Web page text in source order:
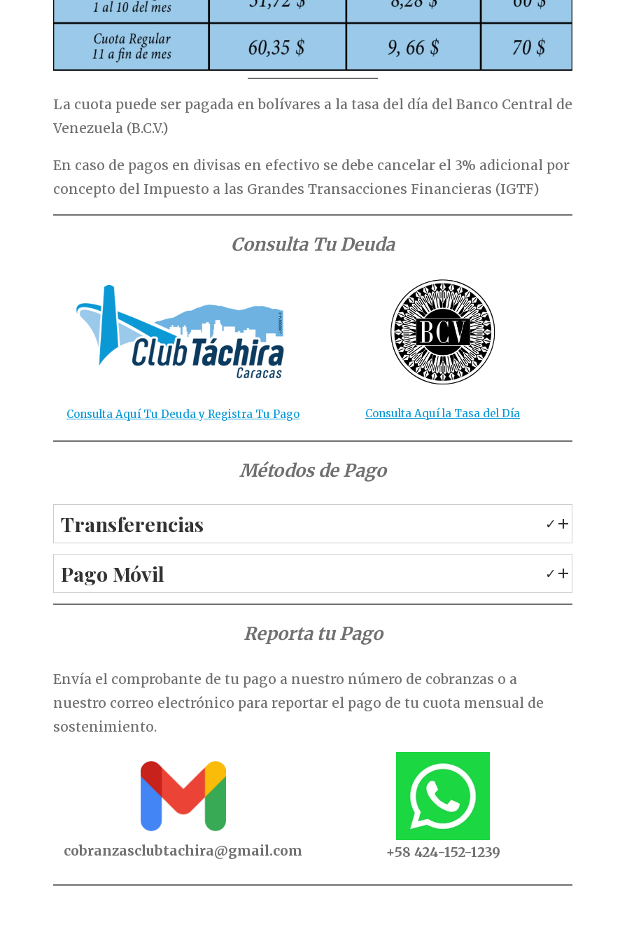
La cuota puede ser pagada en bolívares a la tasa del día del Banco Central de
Venezuela (B.C.V.)
En caso de pagos en divisas en efectivo se debe cancelar el 3% adicional por
concepto del Impuesto a las Grandes Transacciones Financieras (IGTF)
Consulta Tu Deuda
Consulta Aquí Tu Deuda y Registra Tu Pago Consulta Aquí la Tasa del Día
Métodos de Pago
Transferencias ✓
Pago Móvil ✓
Reporta tu Pago
Envía el comprobante de tu pago a nuestro número de cobranzas o a
nuestro correo electrónico para reportar el pago de tu cuota mensual de
sostenimiento.
cobranzasclubtachira@gmail.com +58 424-152-1239